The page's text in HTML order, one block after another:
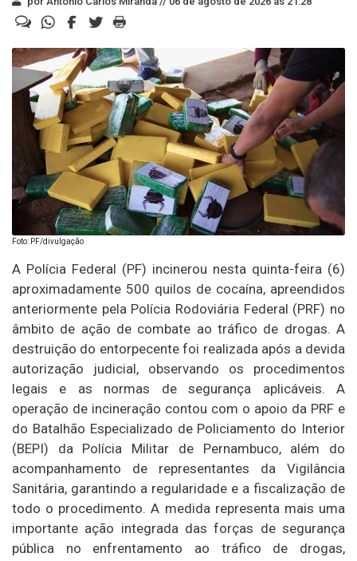
Foto: PF/divulgação
A Polícia Federal (PF) incinerou nesta quinta-feira (6)
aproximadamente 500 quilos de cocaína, apreendidos
anteriormente pela Polícia Rodoviária Federal (PRF) no
âmbito de ação de combate ao tráfico de drogas. A
destruição do entorpecente foi realizada após a devida
autorização judicial, observando os procedimentos
legais e as normas de segurança aplicáveis. A
operação de incineração contou com o apoio da PRF e
do Batalhão Especializado de Policiamento do Interior
(BEPI) da Polícia Militar de Pernambuco, além do
acompanhamento de representantes da Vigilância
Sanitária, garantindo a regularidade e a fiscalização de
todo o procedimento. A medida representa mais uma
importante ação integrada das forças de segurança
pública no enfrentamento ao tráfico de drogas,